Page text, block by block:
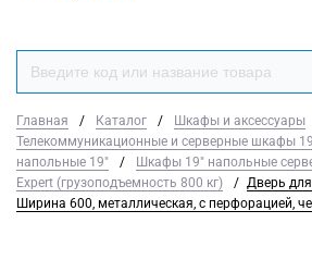
Главная / Каталог / Шкафы и аксессуары
Телекоммуникационные и серверные шкафы
напольные 19"
/
Шкафы 19" напольные
Expert (грузоподъемность 800 кг)
/ Дверь
Ширина 600, металлическая, с перфорацией,